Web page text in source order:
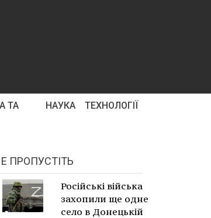
ТА
НАУКА ТЕХНОЛОГІЇ
ПРОПУСТІТЬ
Російські війська
захопили ще одне
село в Донецькій